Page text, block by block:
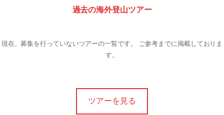
過去の海外登山ツアー
現在、募集を行っていないツアーの一覧です。 ご参考までに掲載しておりま
す。
ツアーを見る